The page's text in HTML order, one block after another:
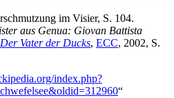
im Visier, S. 104.
aus Genua: Giovan Battista
Vater der Ducks, ECC, 2002, S.
index.php?
“